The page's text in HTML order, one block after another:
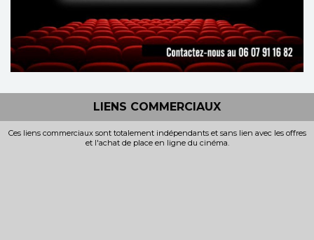
LIENS COMMERCIAUX
Ces liens commerciaux sont totalement indépendants et sans lien avec les offres
et l'achat de place en ligne du cinéma.